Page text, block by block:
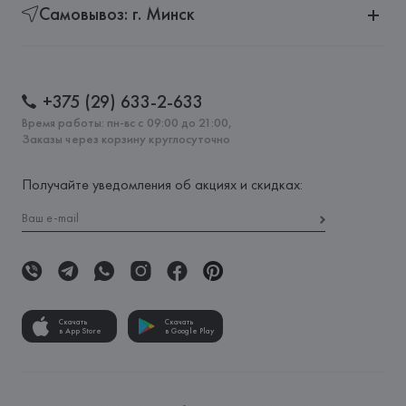
Самовывоз: г. Минск
+375 (29) 633-2-633
Время работы: пн-вс с 09:00 до 21:00,
Заказы через корзину круглосуточно
Получайте уведомления об акциях и скидках:
Скачать
в App Store
Скачать
в Google Play